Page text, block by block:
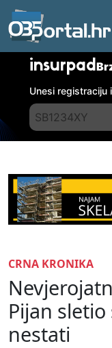
insurpad
Unesi registraciju
CRNA KRONIKA
Pijan
nestati